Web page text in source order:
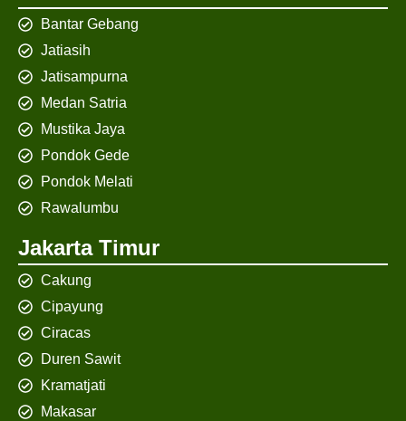
Bantar Gebang
Jatiasih
Jatisampurna
Medan Satria
Mustika Jaya
Pondok Gede
Pondok Melati
Rawalumbu
Jakarta Timur
Cakung
Cipayung
Ciracas
Duren Sawit
Kramatjati
Makasar